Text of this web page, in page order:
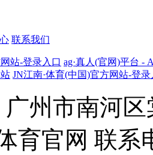
联系我们
站-登录入口 ag·真人(官网)平台 -
JN江南·体育(中国)官方网站-登录
州市南河
育官网 联系